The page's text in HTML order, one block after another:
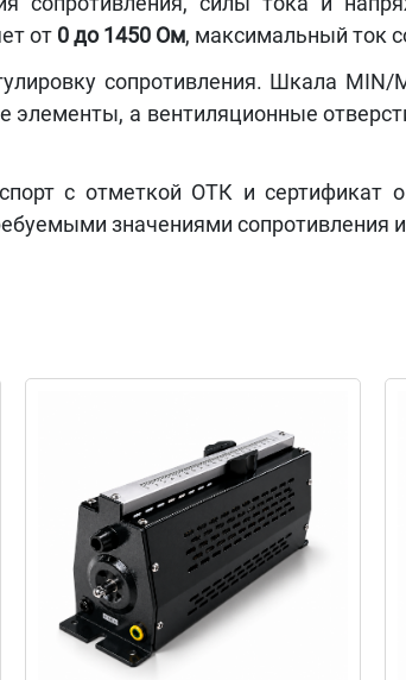
от 0 до 1450 Ом, максимальный ток
сопротивления. Шкала MIN/
а вентиляционные
с отметкой ОТК и сертификат
значениями сопротивления